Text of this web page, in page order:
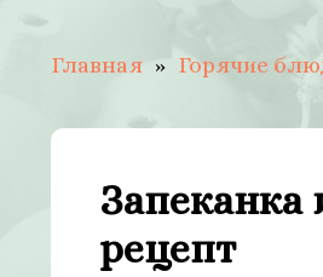
Главная Горячие
рецепт